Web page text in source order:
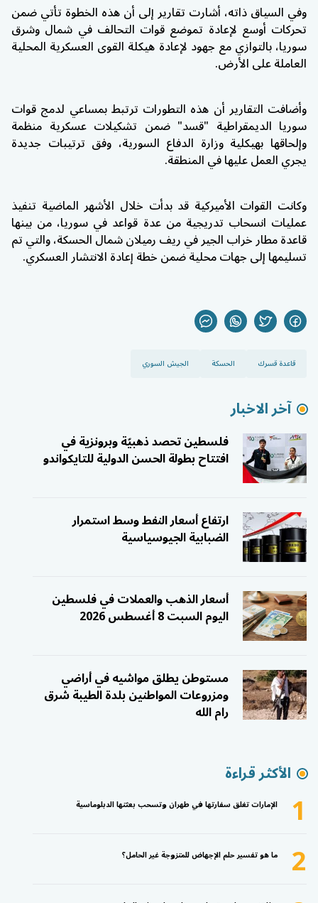
وفي السياق ذاته، أشارت تقارير إلى أن هذه الخطوة تأتي ضمن
تحركات أوسع لإعادة تموضع قوات التحالف في شمال وشرق
سوريا، بالتوازي مع جهود لإعادة هيكلة القوى العسكرية المحلية
العاملة على الأرض.
وأضافت التقارير أن هذه التطورات ترتبط بمساعي لدمج قوات
سوريا الديمقراطية "قسد" ضمن تشكيلات عسكرية منظمة
وإلحاقها بهيكلية وزارة الدفاع السورية، وفق ترتيبات جديدة
يجري العمل عليها في المنطقة.
وكانت القوات الأميركية قد بدأت خلال الأشهر الماضية تنفيذ
عمليات انسحاب تدريجية من عدة قواعد في سوريا، من بينها
قاعدة مطار خراب الجير في ريف رميلان شمال الحسكة، والتي تم
تسليمها إلى جهات محلية ضمن خطة إعادة الانتشار العسكري.
قاعدة قسرك الحسكة الجيش السوري
آخر الاخبار
فلسطين تحصد ذهبيّة وبرونزية في
افتتاح بطولة الحسن الدولية للتايكواندو
ارتفاع أسعار النفط وسط استمرار
الضبابية الجيوسياسية
أسعار الذهب والعملات في فلسطين
اليوم السبت 8 أغسطس 2026
مستوطن يطلق مواشيه في أراضي
ومزروعات المواطنين بلدة الطيبة شرق
رام الله
الأكثر قراءة
1 الإمارات تغلق سفارتها في طهران وتسحب بعثتها الدبلوماسية
2 ما هو تفسير حلم الإجهاض للمتزوجة غير الحامل؟